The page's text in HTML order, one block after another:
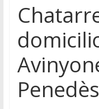
Penedès